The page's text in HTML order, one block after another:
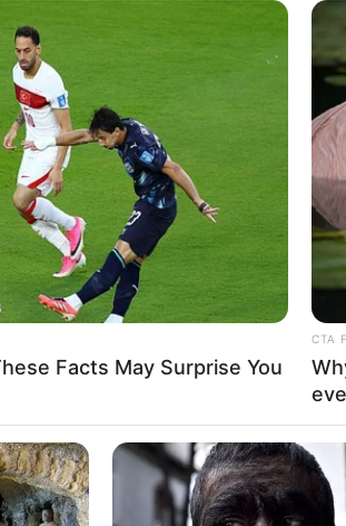
Facts May Surprise You
CTA